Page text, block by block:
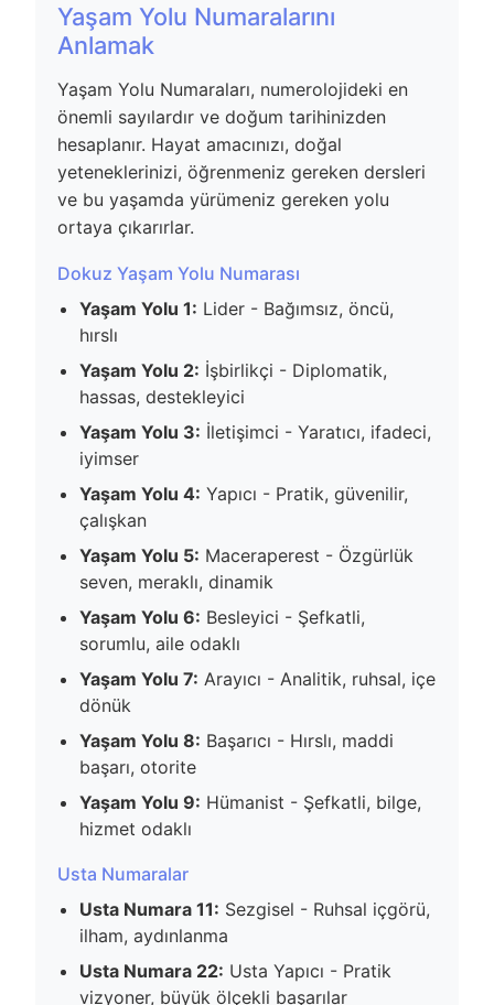
Yaşam Yolu Numaralarını
Anlamak
Yaşam Yolu Numaraları, numerolojideki en
önemli sayılardır ve doğum tarihinizden
hesaplanır. Hayat amacınızı, doğal
yeteneklerinizi, öğrenmeniz gereken dersleri
ve bu yaşamda yürümeniz gereken yolu
ortaya çıkarırlar.
Dokuz Yaşam Yolu Numarası
Yaşam Yolu 1: Lider - Bağımsız, öncü,
hırslı
Yaşam Yolu 2: İşbirlikçi - Diplomatik,
hassas, destekleyici
Yaşam Yolu 3: İletişimci - Yaratıcı, ifadeci,
iyimser
Yaşam Yolu 4: Yapıcı - Pratik, güvenilir,
çalışkan
Yaşam Yolu 5: Maceraperest - Özgürlük
seven, meraklı, dinamik
Yaşam Yolu 6: Besleyici - Şefkatli,
sorumlu, aile odaklı
Yaşam Yolu 7: Arayıcı - Analitik, ruhsal, içe
dönük
Yaşam Yolu 8: Başarıcı - Hırslı, maddi
başarı, otorite
Yaşam Yolu 9: Hümanist - Şefkatli, bilge,
hizmet odaklı
Usta Numaralar
Usta Numara 11: Sezgisel - Ruhsal içgörü,
ilham, aydınlanma
Usta Numara 22: Usta Yapıcı - Pratik
vizyoner, büyük ölçekli başarılar